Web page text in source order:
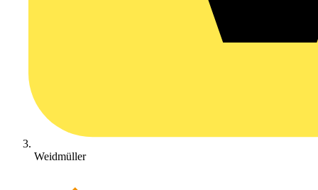
Weidmüller